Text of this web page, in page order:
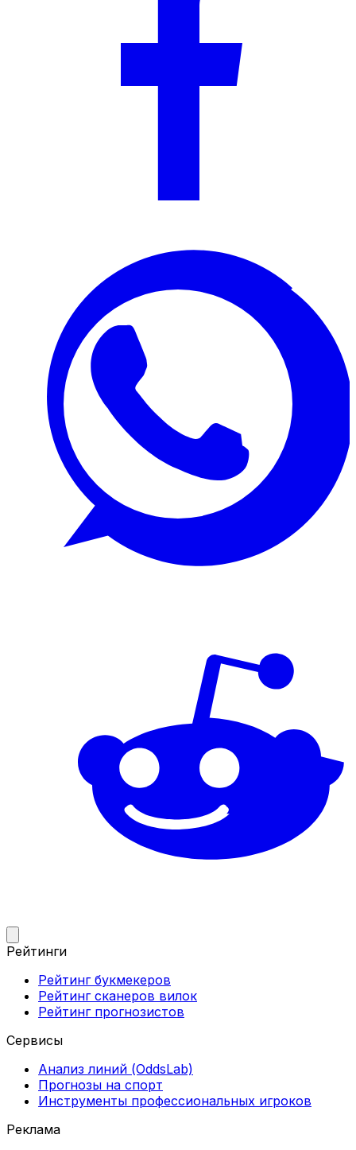
Рейтинги
Рейтинг букмекеров
Рейтинг сканеров вилок
Рейтинг прогнозистов
Сервисы
Анализ линий (OddsLab)
Прогнозы на спорт
Инструменты профессиональных игроков
Реклама